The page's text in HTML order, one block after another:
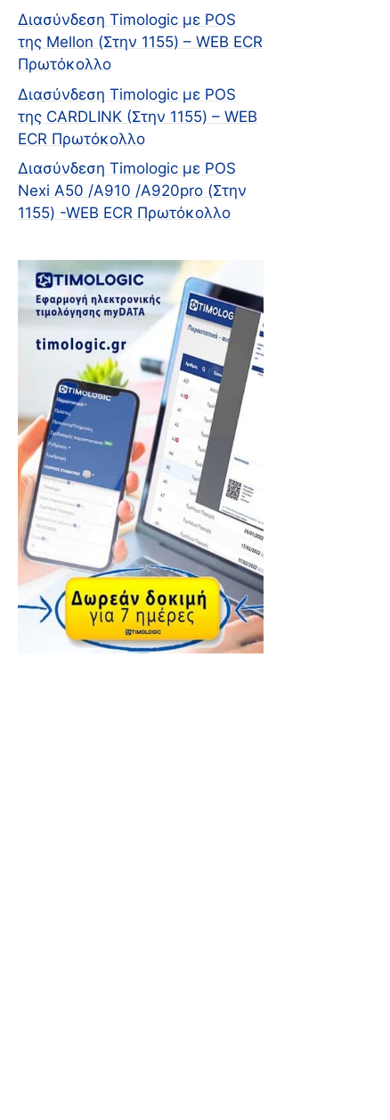
Διασύνδεση Timologic με POS
της Mellon (Στην 1155) – WEB ECR
Πρωτόκολλο
Διασύνδεση Timologic με POS
της CARDLINK (Στην 1155) – WEB
ECR Πρωτόκολλο
Διασύνδεση Timologic με POS
Nexi A50 /A910 /Α920pro (Στην
1155) -WEB ECR Πρωτόκολλο